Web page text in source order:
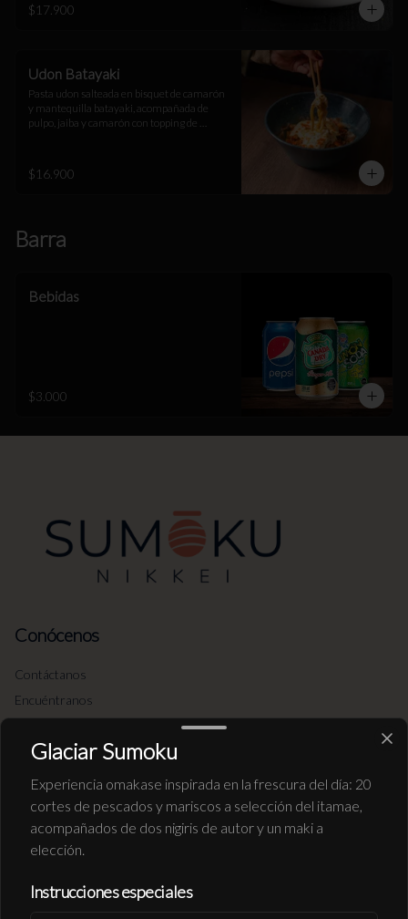
$17.900
Udon Batayaki
Pasta udon salteada en bisquet de camarón
y mantequilla batayaki, acompañada de
pulpo, jaiba y camarón con topping de
$16.900
Barra
Bebidas
$3.000
Conócenos
Contáctanos
Encuéntranos
Política de privacidad
Redes sociales
Instagram
Facebook
Mi cuenta
Glaciar Sumoku
Experiencia omakase inspirada en la frescura del día: 20
cortes de pescados y mariscos a selección del itamae,
acompañados de dos nigiris de autor y un maki a
elección.
Instrucciones especiales